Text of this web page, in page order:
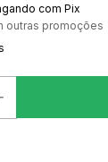
com Pix
outras promoções